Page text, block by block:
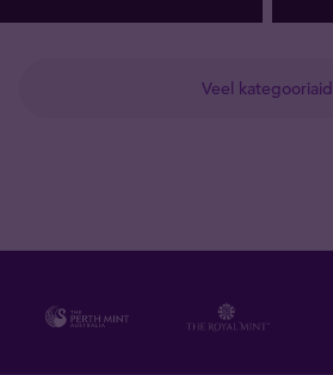
Veel kategooriaid